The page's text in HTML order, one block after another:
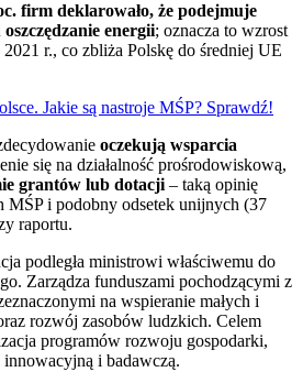
firm deklarowało, że podejmuje
energii; oznacza to wzrost
r., co zbliża Polskę do średniej UE
Jakie są nastroje MŚP? Sprawdź!
oczekują wsparcia
się na działalność prośrodowiskową,
grantów lub dotacji– taką opinię
MŚP i podobny odsetek unijnych (37
raportu.
podległa ministrowi właściwemu do
Zarządza funduszami pochodzącymi z
na wspieranie małych i
rozwój zasobów ludzkich. Celem
programów rozwoju gospodarki,
innowacyjną i badawczą.